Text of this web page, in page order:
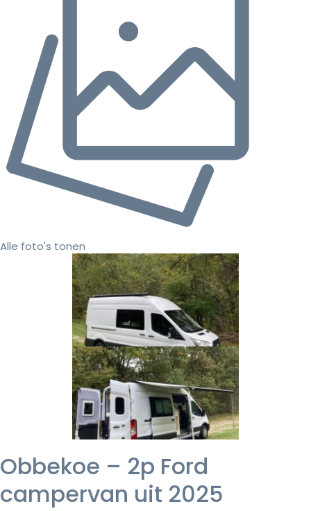
Alle foto's tonen
Obbekoe – 2p Ford
campervan uit 2025